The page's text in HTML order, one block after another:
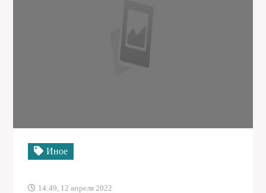
Иное
14:49, 12 апреля 2022